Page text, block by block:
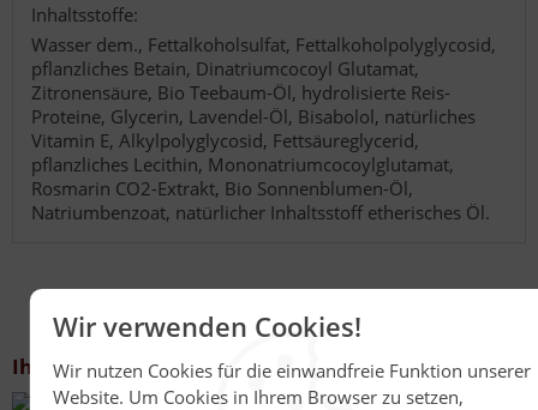
Wir verwenden Cookies!
Wir nutzen Cookies für die einwandfreie Funktion unserer
Website. Um Cookies in Ihrem Browser zu setzen,
Inhaltsstoffe:
Wasser dem., Fettalkoholsulfat, Fettalkoholpolyglycosid,
pflanzliches Betain, Dinatriumcocoyl Glutamat,
Zitronensäure, Bio Teebaum-Öl, hydrolisierte Reis-
Proteine, Glycerin, Lavendel-Öl, Bisabolol, natürliches
Vitamin E, Alkylpolyglycosid, Fettsäureglycerid,
pflanzliches Lecithin, Mononatriumcocoylglutamat,
Rosmarin CO2-Extrakt, Bio Sonnenblumen-Öl,
Natriumbenzoat, natürlicher Inhaltsstoff etherisches Öl.
Ihr Kontakt zu uns